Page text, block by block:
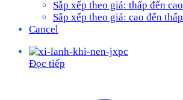
Sắp xếp theo giá: thấp đến cao
Sắp xếp theo giá: cao đến thấp
Cancel
Đọc tiếp